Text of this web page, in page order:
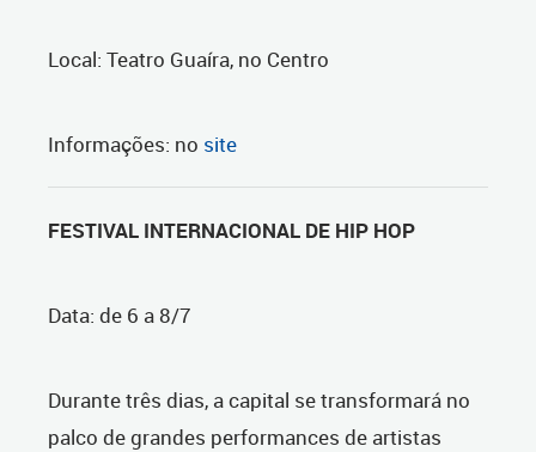
Local: Teatro Guaíra, no Centro
Informações: no site
FESTIVAL INTERNACIONAL DE HIP HOP
Data: de 6 a 8/7
Durante três dias, a capital se transformará no
palco de grandes performances de artistas